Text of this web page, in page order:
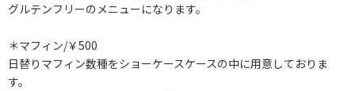
グルテンフリーのメニューになります。
＊マフィン/￥500
日替りマフィン数種をショーケースケースの中に用意しておりま
す。